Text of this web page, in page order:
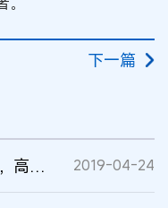
下一篇
在人工智能技术的浪潮中，高通扮演着怎样的角色？ 2019-04-24